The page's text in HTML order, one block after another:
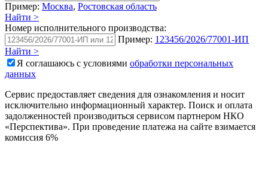
Пример: Москва, Ростовская область
Найти >
Номер исполнительного производства:
Пример: 123456/2026/77001-ИП
Найти >
Я соглашаюсь с условиями обработки персональных
данных
Сервис предоставляет сведения для ознакомления и носит
исключительно информационный характер. Поиск и оплата
задолженностей производиться сервисом партнером НКО
«Перспектива». При проведение платежа на сайте взимается
комиссия 6%